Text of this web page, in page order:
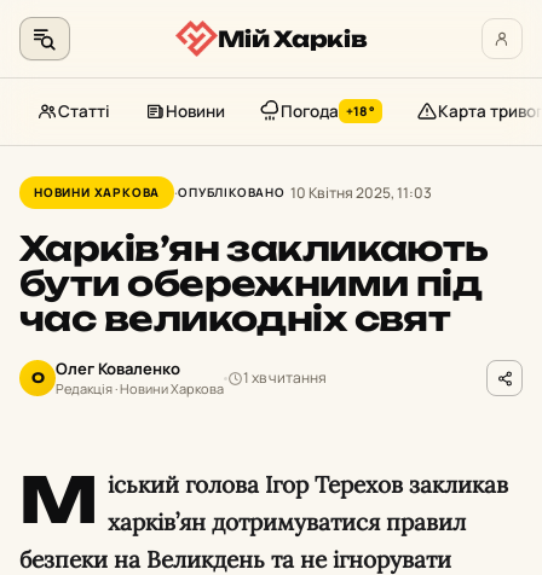
до
контенту
Мій Харків
Статті Новини Погода +18° Карта тривог
НОВИНИ ХАРКОВА ОПУБЛІКОВАНО 10 Квітня 2025, 11:03
Харків’ян закликають
бути обережними під
час великодніх свят
О Олег Коваленко
Редакція · Новини Харкова
1 хв читання
М іський голова Ігор Терехов закликав
харків’ян дотримуватися правил
безпеки на Великдень та не ігнорувати